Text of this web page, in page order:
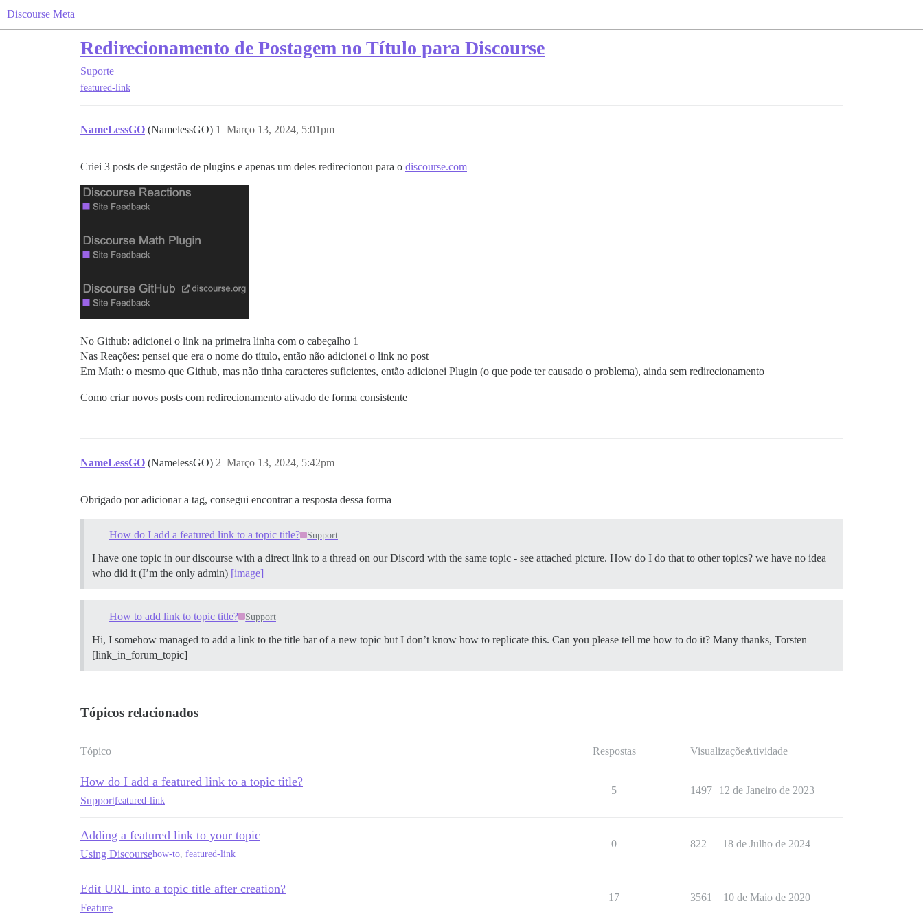
Discourse Meta
Redirecionamento de Postagem no Título para Discourse
Suporte
featured-link
NameLessGO (NamelessGO) Março 13, 2024, 5:01pm
1
Criei 3 posts de sugestão de plugins e apenas um deles redirecionou para o discourse.com
No Github: adicionei o link na primeira linha com o cabeçalho 1
Nas Reações: pensei que era o nome do título, então não adicionei o link no post
Em Math: o mesmo que Github, mas não tinha caracteres suficientes, então adicionei Plugin (o que pode ter causado o problema), ainda sem redirecionamento
Como criar novos posts com redirecionamento ativado de forma consistente
NameLessGO (NamelessGO) Março 13, 2024, 5:42pm
2
Obrigado por adicionar a tag, consegui encontrar a resposta dessa forma
How do I add a featured link to a topic title? Support
I have one topic in our discourse with a direct link to a thread on our Discord with the same topic - see attached picture. How do I do that to other topics? we have no idea
who did it (I’m the only admin) [image]
How to add link to topic title? Support
Hi, I somehow managed to add a link to the title bar of a new topic but I don’t know how to replicate this. Can you please tell me how to do it? Many thanks, Torsten
[link_in_forum_topic]
Tópicos relacionados
Tópico Respostas VisualizaçõesAtividade
How do I add a featured link to a topic title?
Supportfeatured-link
5 1497 12 de Janeiro de 2023
Adding a featured link to your topic
Using Discoursehow-to, featured-link
0 822 18 de Julho de 2024
Edit URL into a topic title after creation?
Feature
17 3561 10 de Maio de 2020